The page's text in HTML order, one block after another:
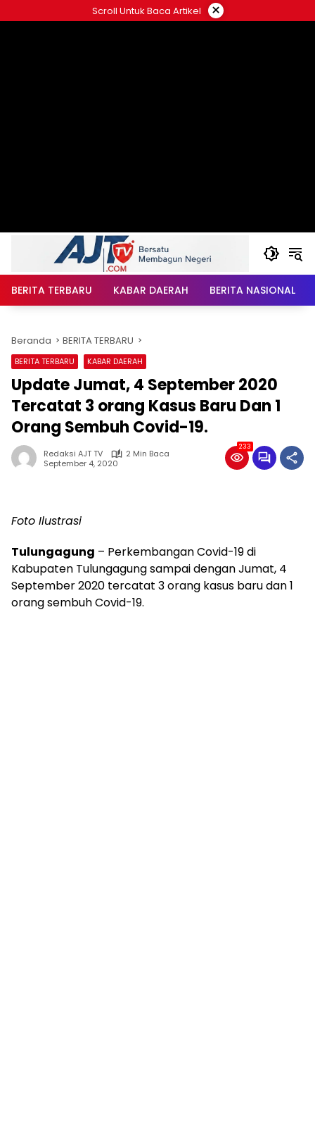
ke
Scroll Untuk Baca Artikel ×
BERITA TERBARU KABAR DAERAH BERITA NASIONAL
Beranda BERITA TERBARU
BERITA TERBARU KABAR DAERAH
Update Jumat, 4 September 2020
Tercatat 3 orang Kasus Baru Dan 1
Orang Sembuh Covid-19.
Redaksi AJT TV
2 Min Baca
September 4, 2020
233
Foto Ilustrasi
Tulungagung – Perkembangan Covid-19 di
Kabupaten Tulungagung sampai dengan Jumat, 4
September 2020 tercatat 3 orang kasus baru dan 1
orang sembuh Covid-19.